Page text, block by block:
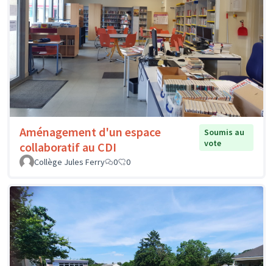
Aménagement d'un espace
collaboratif au CDI
Soumis au
vote
Collège Jules Ferry
0 0